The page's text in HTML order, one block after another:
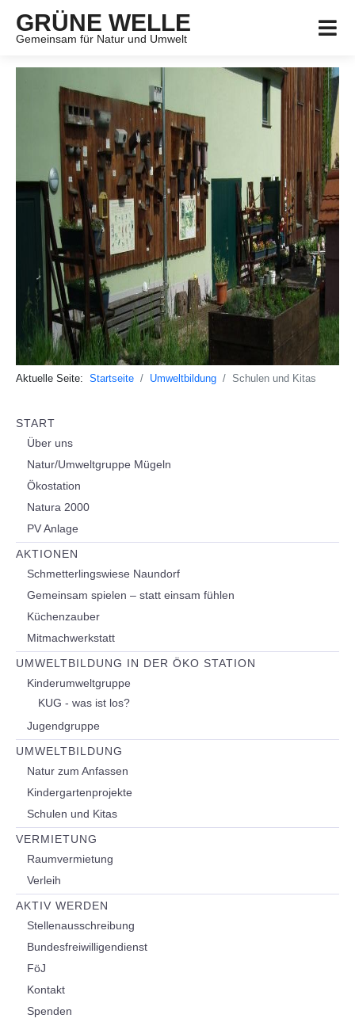
GRÜNE WELLE
Gemeinsam für Natur und Umwelt
Aktuelle Seite: Startseite Umweltbildung Schulen und Kitas
START
Über uns
Natur/Umweltgruppe Mügeln
Ökostation
Natura 2000
PV Anlage
AKTIONEN
Schmetterlingswiese Naundorf
Gemeinsam spielen – statt einsam fühlen
Küchenzauber
Mitmachwerkstatt
UMWELTBILDUNG IN DER ÖKO STATION
Kinderumweltgruppe
KUG - was ist los?
Jugendgruppe
UMWELTBILDUNG
Natur zum Anfassen
Kindergartenprojekte
Schulen und Kitas
VERMIETUNG
Raumvermietung
Verleih
AKTIV WERDEN
Stellenausschreibung
Bundesfreiwilligendienst
FöJ
Kontakt
Spenden